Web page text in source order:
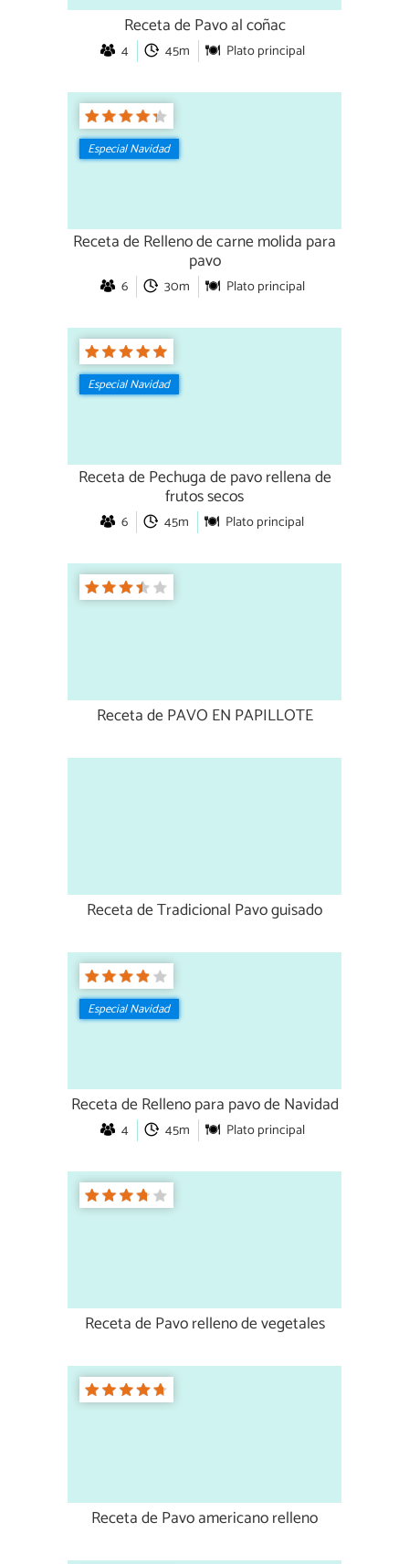
Receta de Pavo al coñac
4 45m Plato principal
Especial Navidad
Receta de Relleno de carne molida para
pavo
6 30m Plato principal
Especial Navidad
Receta de Pechuga de pavo rellena de
frutos secos
6 45m Plato principal
Receta de PAVO EN PAPILLOTE
Receta de Tradicional Pavo guisado
Especial Navidad
Receta de Relleno para pavo de Navidad
4 45m Plato principal
Receta de Pavo relleno de vegetales
Receta de Pavo americano relleno